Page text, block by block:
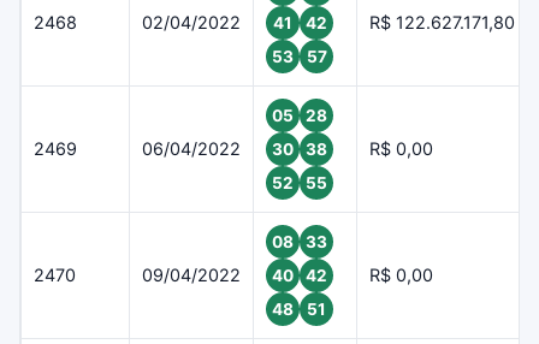
2468 02/04/2022
41
42
53
57
R$ 122.627.171,80
2469 06/04/2022
05
28
30
38
52
55
R$ 0,00
2470 09/04/2022
08
33
40
42
48
51
R$ 0,00